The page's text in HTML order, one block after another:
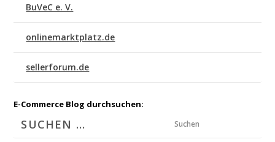
BuVeC e. V.
onlinemarktplatz.de
sellerforum.de
E-Commerce Blog durchsuchen:
Suchen